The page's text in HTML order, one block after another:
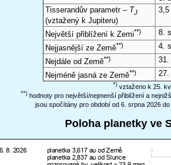
Tisserandův parametr – TJ
(vztažený k Jupiteru)
3,5
Největší přiblížení k Zemi**) 8.
Nejjasnější ze Země**) 4.
Nejdále od Země**) 31.
Nejméně jasná ze Země**) 27.
*) vztaženo k 25.
**) hodnoty pro největší/nejmenší přiblížení a
jsou spočítány pro období od 6. srpna 2026
Poloha planetky ve